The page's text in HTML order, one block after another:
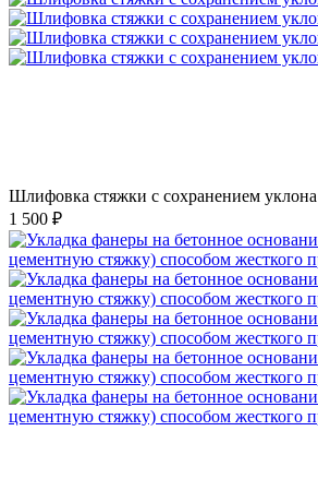
Шлифовка стяжки с сохранением уклона
1 500 ₽